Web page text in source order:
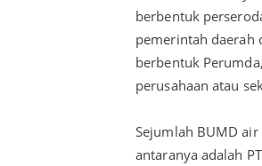
berbentuk
pemerintah daerah
berbentuk
perusahaan atau
Sejumlah BUMD
antaranya adalah